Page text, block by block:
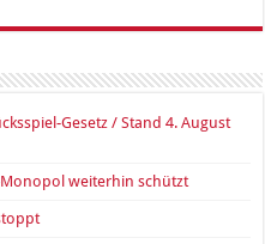
Gesetz / Stand 4. August
weiterhin schützt